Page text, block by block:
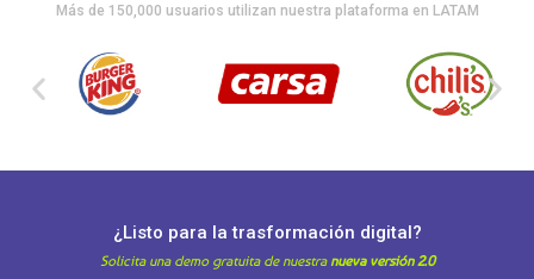
Más de 150,000 usuarios utilizan nuestra plataforma en LATAM
¿Listo para la trasformación digital?
Solicita una demo gratuita de nuestranueva versión 2.0